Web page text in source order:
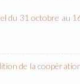
du 31 octobre au
de la